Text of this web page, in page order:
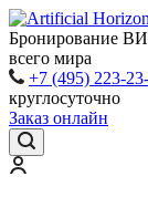
Бронирование
всего мира
+7 (495) 223-
круглосуточно
Заказ онлайн